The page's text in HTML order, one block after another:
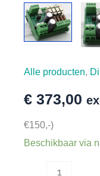
Alle producten,
€ 373,00
€150,-)
Beschikbaar via
HT1737